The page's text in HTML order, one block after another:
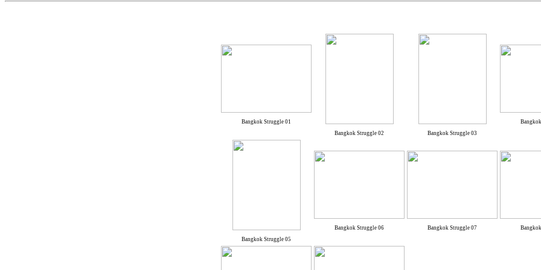
Bangkok Struggle 01
Bangkok Struggle 02
Bangkok Struggle 03
Bangkok Struggle 05
Bangkok Struggle 06 Bangkok Struggle 07